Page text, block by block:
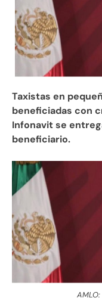
Taxistas en
beneficiadas con
Infonavit se
beneficiario.